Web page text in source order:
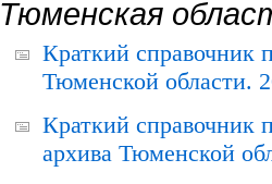
Тюменская
Краткий справочник
Тюменской области.
Краткий справочник
архива Тюменской